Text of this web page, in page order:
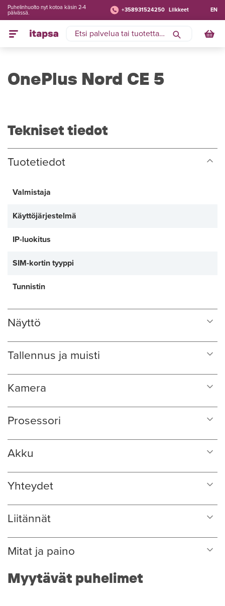
+358931524250 Liikkeet
Puhelinhuolto nyt kotoa käsin 2-4
päivässä.
EN
OnePlus Nord CE 5
Tekniset tiedot
Tuotetiedot
Valmistaja
Käyttöjärjestelmä
IP-luokitus
SIM-kortin tyyppi
Tunnistin
Näyttö
Tallennus ja muisti
Kamera
Prosessori
Akku
Yhteydet
Liitännät
Mitat ja paino
Myytävät puhelimet